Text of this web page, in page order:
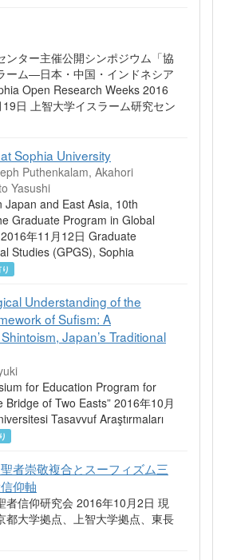
ンター主催公開シンポジウム「協
ーム―日本・中国・インドネシア
Open Research Weeks 2016
日 上智大学イスラーム研究セン
Sophia University
Puthenkalam, Akahori
Yasushi
Japan and East Asia, 10th
Graduate Program in Global
年11月12日 Graduate
Studies (GPGS), Sophia
Understanding of the
of Sufism: A
Japan’s Traditional
for Education Program for
Bridge of Two Easts” 2016年10月
Tasavvuf Araştırmaları
者崇敬複合とスーフィズム三
仰軸
者信仰研究会 2016年10月2日 現
都大学拠点、上智大学拠点、東長